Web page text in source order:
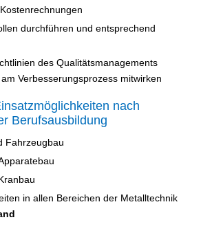
durchführen und entsprechend
des Qualitätsmanagements
Verbesserungsprozess mitwirken
nach
Berufsausbildung
Fahrzeugbau
in allen Bereichen der Metalltechnik